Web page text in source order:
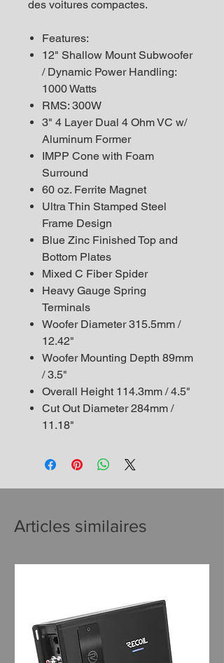
des voitures compactes.
Features:
12" Shallow Mount Subwoofer
/ Dynamic Power Handling:
1000 Watts
RMS: 300W
3" 4 Layer Dual 4 Ohm VC w/
Aluminum Former
IMPP Cone with Foam
Surround
60 oz. Ferrite Magnet
Ultra Thin Stamped Steel
Frame Design
Blue Zinc Finished Top and
Bottom Plates
Mixed C Fiber Spider
Heavy Gauge Spring
Terminals
Woofer Diameter 315.5mm /
12.42"
Woofer Mounting Depth 89mm
/ 3.5"
Overall Height 114.3mm / 4.5"
Cut Out Diameter 284mm /
11.18"
Articles similaires